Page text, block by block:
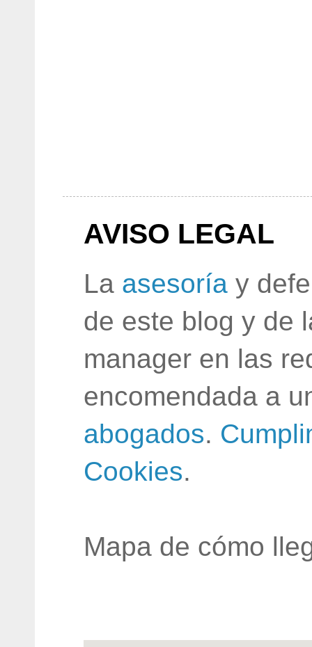
AVISO LEGAL
La asesoría y
de este blog y de
manager en las
encomendada a
abogados.
Cookies.
Mapa de cómo